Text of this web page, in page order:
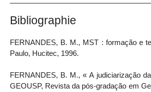
Bibliographie
FERNANDES, B. M., MST : formação e
Paulo, Hucitec, 1996.
FERNANDES, B. M., « A judiciarização
GEOUSP, Revista da pós-gradação em